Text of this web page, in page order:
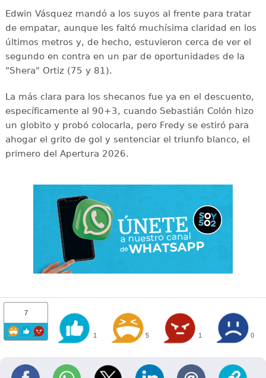
Edwin Vásquez mandó a los suyos al frente para tratar
de empatar, aunque les faltó muchísima claridad en los
últimos metros y, de hecho, estuvieron cerca de ver el
segundo en contra en un par de oportunidades de la
"Shera" Ortiz (75 y 81).
La más clara para los shecanos fue ya en el descuento,
específicamente al 90+3, cuando Sebastián Colón hizo
un globito y probó colocarla, pero Fredy se estiró para
ahogar el grito de gol y sentenciar el triunfo blanco, el
primero del Apertura 2026.
7
1 5 1 0